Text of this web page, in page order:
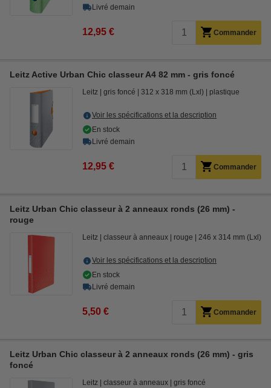
Livré demain
12,95 € Commander
Leitz Active Urban Chic classeur A4 82 mm - gris foncé
Leitz gris foncé 312 x 318 mm (Lxl) plastique
Voir les spécifications et la description
En stock
Livré demain
12,95 € Commander
Leitz Urban Chic classeur à 2 anneaux ronds (26 mm) -
rouge
Leitz classeur à anneaux rouge 246 x 314 mm (Lxl)
Voir les spécifications et la description
En stock
Livré demain
5,50 € Commander
Leitz Urban Chic classeur à 2 anneaux ronds (26 mm) - gris
foncé
Leitz classeur à anneaux
gris foncé